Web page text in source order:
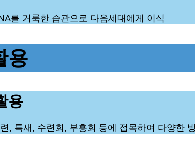
를 거룩한 습관으로 다음세대에게 이식
용
용
, 특새, 수련회, 부흥회 등에 접목하여 다양한